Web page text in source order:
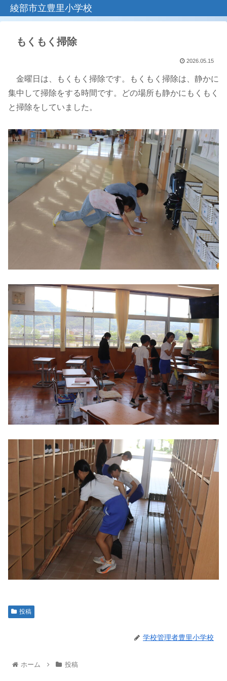
綾部市立豊里小学校
もくもく掃除
2026.05.15
金曜日は、もくもく掃除です。もくもく掃除は、静かに
集中して掃除をする時間です。どの場所も静かにもくもく
と掃除をしていました。
投稿
学校管理者豊里小学校
ホーム 投稿